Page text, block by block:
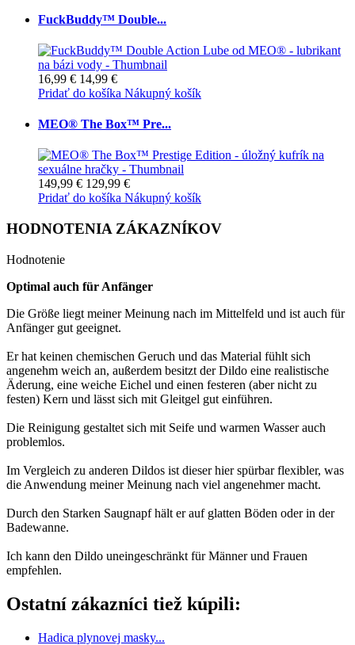
FuckBuddy™ Double...
16,99 € 14,99 €
Pridať do košíka Nákupný košík
MEO® The Box™ Pre...
149,99 € 129,99 €
Pridať do košíka Nákupný košík
HODNOTENIA ZÁKAZNÍKOV
Hodnotenie
Optimal auch für Anfänger
Die Größe liegt meiner Meinung nach im Mittelfeld und ist auch für
Anfänger gut geeignet.
Er hat keinen chemischen Geruch und das Material fühlt sich
angenehm weich an, außerdem besitzt der Dildo eine realistische
Äderung, eine weiche Eichel und einen festeren (aber nicht zu
festen) Kern und lässt sich mit Gleitgel gut einführen.
Die Reinigung gestaltet sich mit Seife und warmen Wasser auch
problemlos.
Im Vergleich zu anderen Dildos ist dieser hier spürbar flexibler, was
die Anwendung meiner Meinung nach viel angenehmer macht.
Durch den Starken Saugnapf hält er auf glatten Böden oder in der
Badewanne.
Ich kann den Dildo uneingeschränkt für Männer und Frauen
empfehlen.
Ostatní zákazníci tiež kúpili:
Hadica plynovej masky...